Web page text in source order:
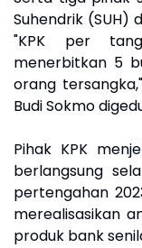
Suhendrik (SUH)
"KPK per
menerbitkan 5
orang
Budi Sokmo
Pihak KPK
berlangsung
pertengahan
merealisasikan
produk bank